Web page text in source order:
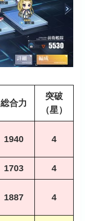
総合力
突破
（星）
1940 4
1703 4
1887 4